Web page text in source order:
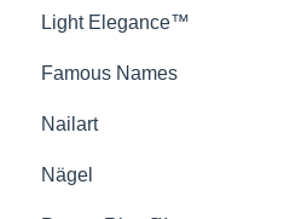
Anwendung
Produktwissen
Troubleshooting
Light Elegance™
Gele
Technik
P+ Soak Off Gel Polish
Famous Names
IBX Repair und Strengthen
IBX BOOST
Nailart
Stamping
Nägel